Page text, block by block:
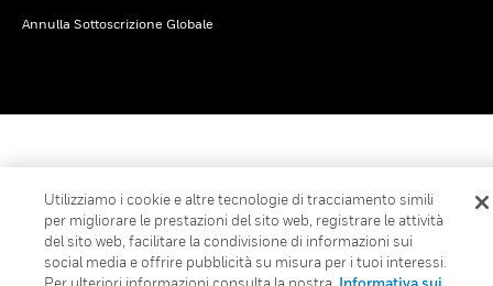
Annulla Sottoscrizione Globale
Utilizziamo i cookie e altre tecnologie di tracciamento simili
per migliorare le prestazioni del sito web, registrare le attività
del sito web, facilitare la condivisione di informazioni sui
social media e offrire pubblicità su misura per i tuoi interessi.